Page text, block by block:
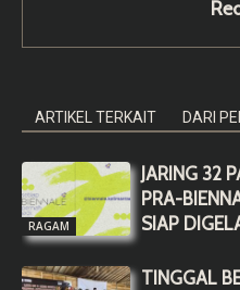
ARTIKEL TERKAIT DARI
RAGAM
JARING 32
PRA-
SIAP
TINGGAL